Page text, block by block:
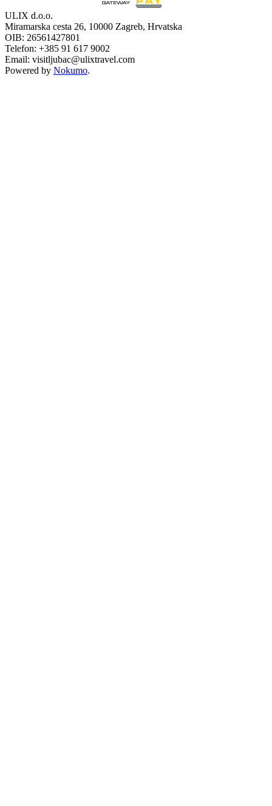
ULIX d.o.o.
Miramarska cesta 26, 10000 Zagreb, Hrvatska
OIB: 26561427801
Telefon: +385 91 617 9002
Email: visitljubac@ulixtravel.com
Powered by Nokumo.